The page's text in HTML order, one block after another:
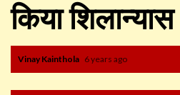
किया
Vinay Kainthola 6 years ago